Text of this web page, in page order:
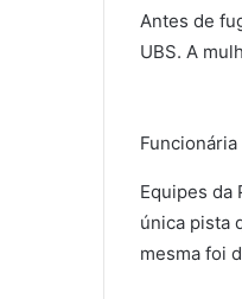
Antes de
UBS. A
Equipes da
única pista
mesma foi